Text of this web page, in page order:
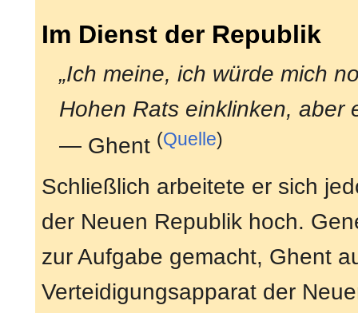
Im Dienst der Republik
„Ich meine, ich würde mich
Hohen Rats einklinken, aber
— Ghent (Quelle)
Schließlich arbeitete er sich
der Neuen Republik hoch.
zur Aufgabe gemacht, Ghent
Verteidigungsapparat der